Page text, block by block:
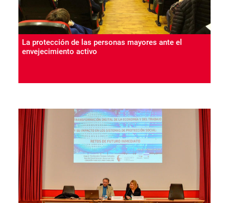
La protección de las personas mayores ante el
envejecimiento activo